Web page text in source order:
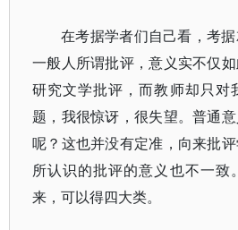
在考据学者们自己看，考
一般人所谓批评，意义实不仅
研究文学批评，而教师却只对
题，我很惊讶，很失望。普通
呢？这也并没有定准，向来批
所认识的批评的意义也不一致
来，可以得四大类。